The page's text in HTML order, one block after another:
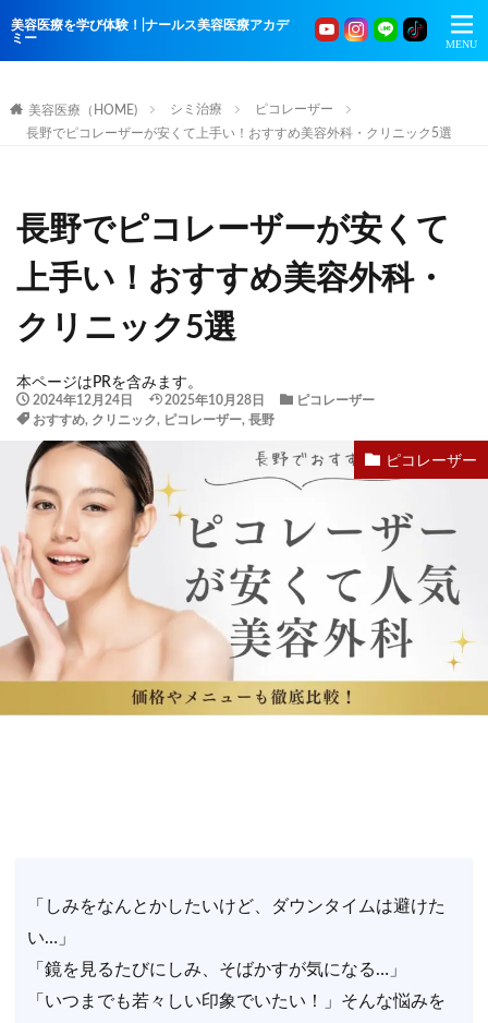
美容医療を学び体験！|ナールス美容医療アカデ
ミー
美容医療（HOME) シミ治療
ピコレーザー
長野でピコレーザーが安くて上手い！おすすめ美容外科・クリニック5選
長野でピコレーザーが安くて
上手い！おすすめ美容外科・
クリニック5選
本ページはPRを含みます。
2024年12月24日 2025年10月28日
ピコレーザー
おすすめ, クリニック, ピコレーザー, 長野
ピコレーザー
「しみをなんとかしたいけど、ダウンタイムは避けた
い…」
「鏡を見るたびにしみ、そばかすが気になる…」
「いつまでも若々しい印象でいたい！」そんな悩みを